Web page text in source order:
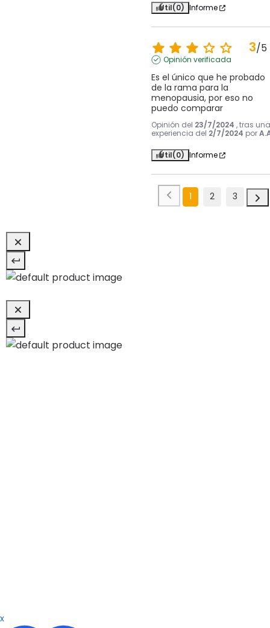
Útil(0) Informe
3/5
Opinión verificada
Es el único que he probado
de la rama para la
menopausia, por eso no
puedo comparar
Opinión del 23/7/2024 , tras una
experiencia del 2/7/2024 por
Útil(0) Informe
1 2 3
x